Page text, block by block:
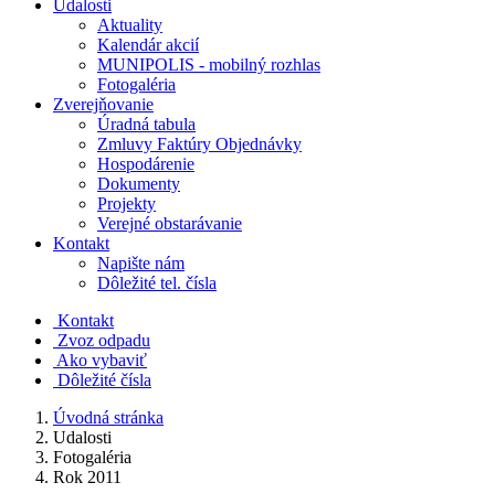
Udalosti
Aktuality
Kalendár akcií
MUNIPOLIS - mobilný rozhlas
Fotogaléria
Zverejňovanie
Úradná tabula
Zmluvy Faktúry Objednávky
Hospodárenie
Dokumenty
Projekty
Verejné obstarávanie
Kontakt
Napište nám
Dôležité tel. čísla
Kontakt
Zvoz odpadu
Ako vybaviť
Dôležité čísla
Úvodná stránka
Udalosti
Fotogaléria
Rok 2011